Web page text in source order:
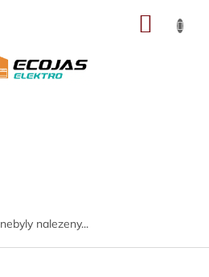
nebyly nalezeny...